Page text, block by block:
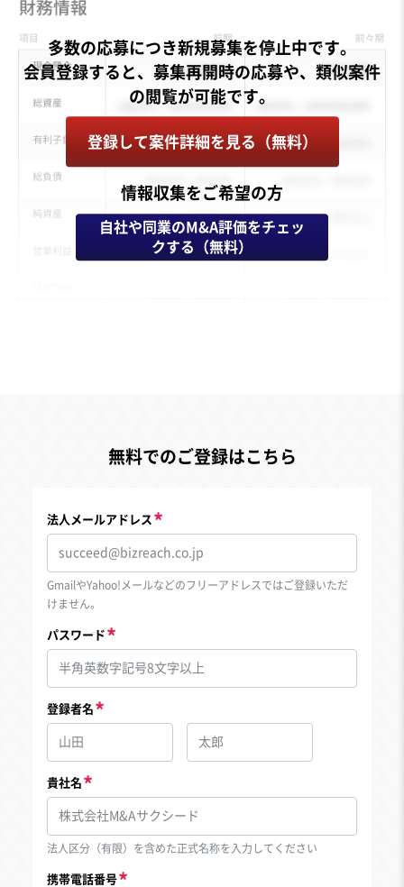
多数の応募につき新規募集を停止中です。
会員登録すると、募集再開時の応募や、類似案件
登録して案件詳細を見る（無料）
情報収集をご希望の方
自社や同業のM&A評価をチェッ
クする（無料）
無料でのご登録はこちら
法人メールアドレス
GmailやYahoo!メールなどのフリーアドレスではご登録いただ
けません。
パスワード
登録者名
貴社名
法人区分（有限）を含めた正式名称を入力してください
携帯電話番号